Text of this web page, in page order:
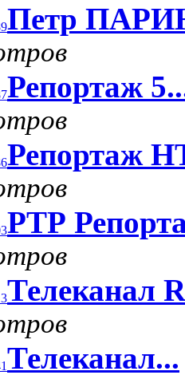
Петр
Репортаж
Репортаж
РТР
Телеканал
Телеканал...